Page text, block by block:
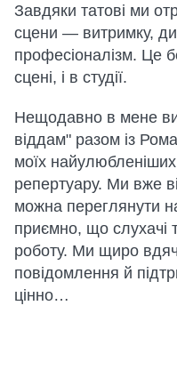
Завдяки татові ми
сцени — витримку,
професіоналізм. Це
сцені, і в студії.
Нещодавно в мене
віддам" разом із
моїх найулюбленіших
репертуару. Ми вже
можна переглянути
приємно, що слухачі
роботу. Ми щиро
повідомлення й
цінно…